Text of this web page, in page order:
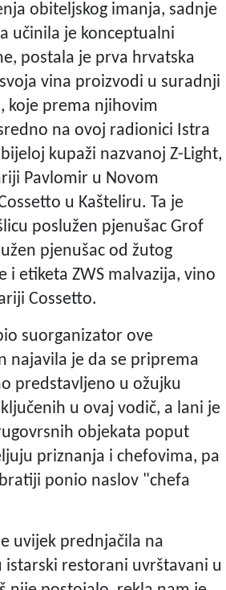
obiteljskog imanja, sadnje
učinila je konceptualni
postala je prva hrvatska
vina proizvodi u suradnji
koje prema njihovim
na ovoj radionici Istra
kupaži nazvanoj Z-Light,
Pavlomir u Novom
u Kašteliru. Ta je
poslužen pjenušac Grof
pjenušac od žutog
i etiketa ZWS malvazija, vino
Cossetto.
suorganizator ove
najavila je da se priprema
predstavljeno u ožujku
u ovaj vodič, a lani je
objekata poput
priznanja i chefovima, pa
ponio naslov "chefa
uvijek prednjačila na
istarski restorani uvrštavani u